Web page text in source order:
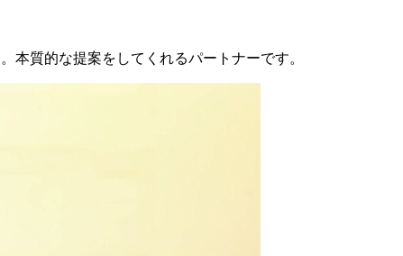
。本質的な提案をしてくれるパートナーです。